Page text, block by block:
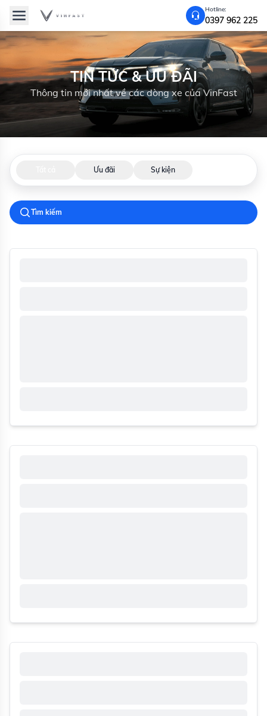
Hotline:
0397 962 225
TIN TỨC & ƯU ĐÃI
Thông tin mới nhất về các dòng xe của VinFast
Ưu đãi Sự kiện
Tìm kiếm